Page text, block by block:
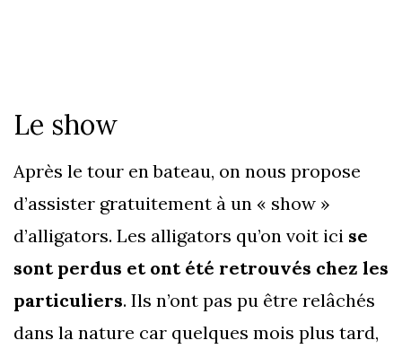
Le show
Après le tour en bateau, on nous propose
d’assister gratuitement à un « show »
d’alligators. Les alligators qu’on voit ici se
sont perdus et ont été retrouvés chez les
particuliers. Ils n’ont pas pu être relâchés
dans la nature car quelques mois plus tard,